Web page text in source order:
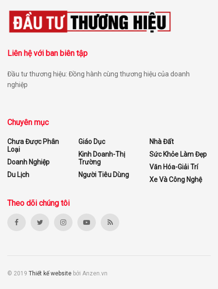
Liên hệ với ban biên tập
Đầu tư thương hiệu: Đồng hành cùng thương hiệu của doanh
nghiệp
Chuyên mục
Chưa Được Phân
Loại
Doanh Nghiệp
Du Lịch
Giáo Dục
Kinh Doanh-Thị
Trường
Người Tiêu Dùng
Nhà Đất
Sức Khỏe Làm Đẹp
Văn Hóa-Giải Trí
Xe Và Công Nghệ
Theo dõi chúng tôi
© 2019 Thiết kế website bởi Anzen.vn